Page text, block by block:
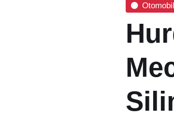
Otomobil